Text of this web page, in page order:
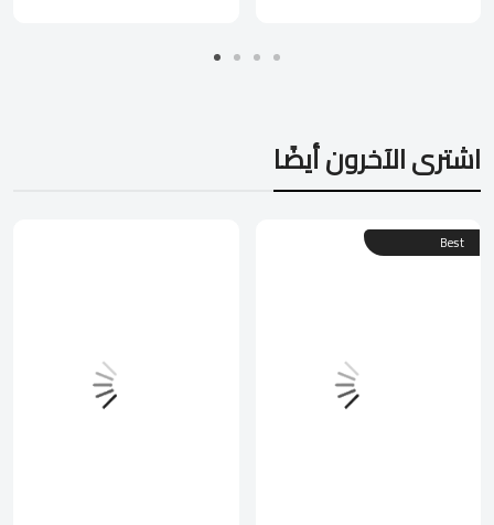
اشترى الآخرون أيضًا
Best